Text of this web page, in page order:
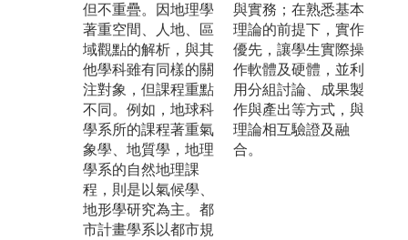
但不重疊。因地理學
著重空間、人地、區
域觀點的解析，與其
他學科雖有同樣的關
注對象，但課程重點
不同。例如，地球科
學系所的課程著重氣
象學、地質學，地理
學系的自然地理課
程，則是以氣候學、
地形學研究為主。都
市計畫學系以都市規
與實務；在熟悉基本
理論的前提下，實作
優先，讓學生實際操
作軟體及硬體，並利
用分組討論、成果製
作與產出等方式，與
理論相互驗證及融
合。